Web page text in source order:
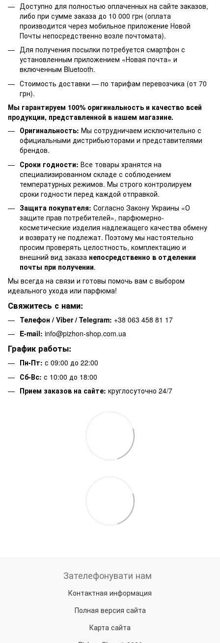
Доступно для полностью оплаченных на сайте заказов,
либо при сумме заказа до 10 000 грн (оплата
производится через мобильное приложение Новой
Почты непосредственно возле почтомата).
Для получения посылки потребуется смартфон с
установленным приложением «Новая почта» и
включенным Bluetooth.
Стоимость доставки — по тарифам перевозчика (от 70
грн).
Мы гарантируем 100% оригинальность и качество всей
продукции, представленной в нашем магазине.
Оригинальность: Мы сотрудничаем исключительно с
официальными дистрибьюторами и представителями
брендов.
Сроки годности: Все товары хранятся на
специализированном складе с соблюдением
температурных режимов. Мы строго контролируем
сроки годности перед каждой отправкой.
Защита покупателя: Согласно Закону Украины «О
защите прав потребителей», парфюмерно-
косметические изделия надлежащего качества обмену
и возврату не подлежат. Поэтому мы настоятельно
просим проверять целостность, комплектацию и
внешний вид заказа непосредственно в отделении
почты при получении.
Мы всегда на связи и готовы помочь вам с выбором
идеального ухода или парфюма!
Свяжитесь с нами:
Телефон / Viber / Telegram: +38 063 458 81 17
E-mail: info@pizhon-shop.com.ua
График работы:
Пн-Пт: с 09:00 до 22:00
Сб-Вс: с 10:00 до 18:00
Прием заказов на сайте: круглосуточно 24/7
Зателефонувати нам
Контактная информация
Полная версия сайта
Карта сайта